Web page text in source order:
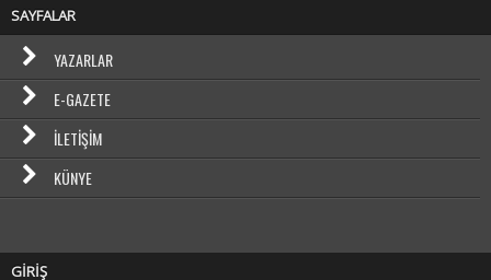
SAYFALAR
YAZARLAR
E-GAZETE
İLETIŞIM
KÜNYE
GİRİŞ